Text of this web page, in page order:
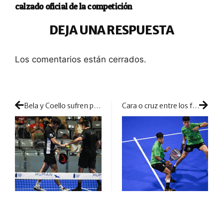
calzado oficial de la competición
DEJA UNA RESPUESTA
Los comentarios están cerrados.
Bela y Coello sufren para superar la durísima resistencia de Cepero y Lijó Cara o cruz entre los favoritos: todos dentro para pelear en cuartos